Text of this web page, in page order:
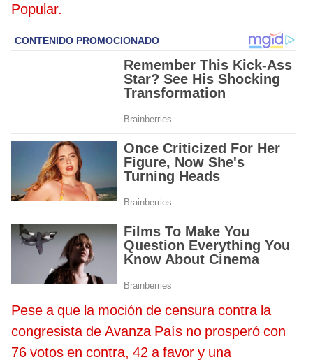
Popular.
Pese a que la moción de censura contra la
congresista de Avanza País no prosperó con
76 votos en contra, 42 a favor y una